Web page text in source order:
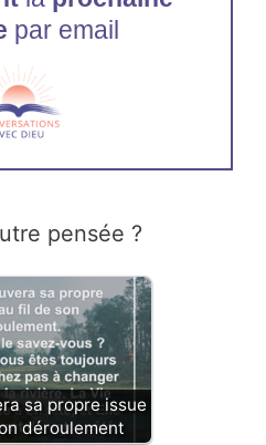
par email
pensée ?
sa propre issue
déroulement